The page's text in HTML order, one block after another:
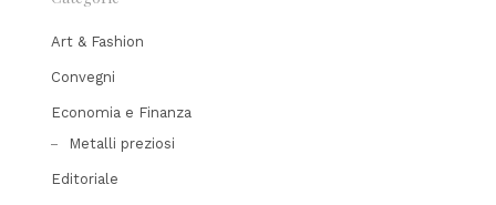
Art & Fashion
Convegni
Economia e Finanza
Metalli preziosi
Editoriale